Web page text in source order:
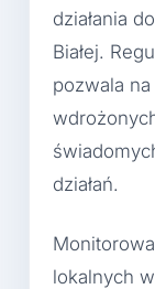
działania
Białej.
pozwala
działań.
lokalnych